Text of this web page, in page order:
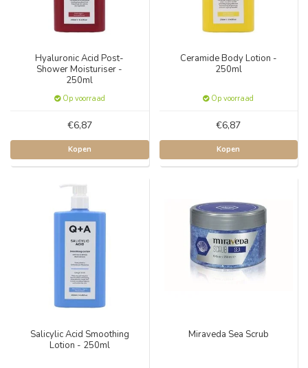
Hyaluronic Acid Post-
Shower Moisturiser -
250ml
Op voorraad
€6,87
Kopen
Ceramide Body Lotion -
250ml
Op voorraad
€6,87
Kopen
Salicylic Acid Smoothing
Lotion - 250ml
Miraveda Sea Scrub